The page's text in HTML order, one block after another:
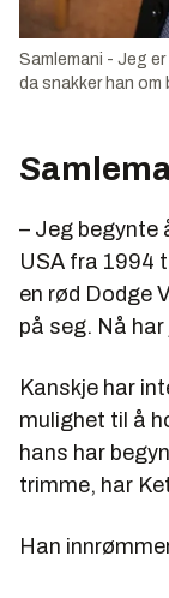
Samlemani - Jeg
da snakker han om
– Jeg begynte
USA fra 1994
en rød Dodge
på seg. Nå
Kanskje har
mulighet til å
hans har
trimme, har
Han